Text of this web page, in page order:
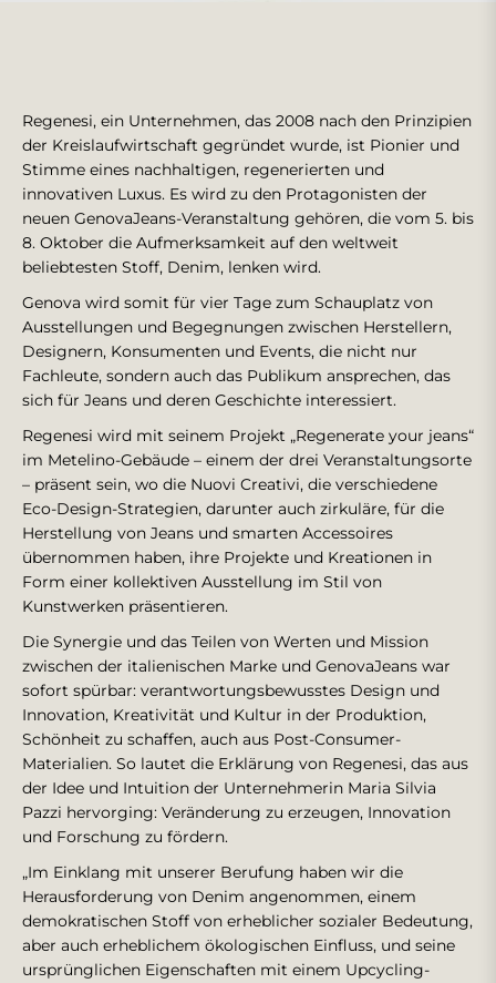
Regenesi, ein Unternehmen, das 2008 nach den Prinzipien
der Kreislaufwirtschaft gegründet wurde, ist Pionier und
Stimme eines nachhaltigen, regenerierten und
innovativen Luxus. Es wird zu den Protagonisten der
neuen GenovaJeans-Veranstaltung gehören, die vom 5. bis
8. Oktober die Aufmerksamkeit auf den weltweit
beliebtesten Stoff, Denim, lenken wird.
Genova wird somit für vier Tage zum Schauplatz von
Ausstellungen und Begegnungen zwischen Herstellern,
Designern, Konsumenten und Events, die nicht nur
Fachleute, sondern auch das Publikum ansprechen, das
sich für Jeans und deren Geschichte interessiert.
Regenesi wird mit seinem Projekt „Regenerate your jeans“
im Metelino-Gebäude – einem der drei Veranstaltungsorte
– präsent sein, wo die Nuovi Creativi, die verschiedene
Eco-Design-Strategien, darunter auch zirkuläre, für die
Herstellung von Jeans und smarten Accessoires
übernommen haben, ihre Projekte und Kreationen in
Form einer kollektiven Ausstellung im Stil von
Kunstwerken präsentieren.
Die Synergie und das Teilen von Werten und Mission
zwischen der italienischen Marke und GenovaJeans war
sofort spürbar: verantwortungsbewusstes Design und
Innovation, Kreativität und Kultur in der Produktion,
Schönheit zu schaffen, auch aus Post-Consumer-
Materialien. So lautet die Erklärung von Regenesi, das aus
der Idee und Intuition der Unternehmerin Maria Silvia
Pazzi hervorging: Veränderung zu erzeugen, Innovation
und Forschung zu fördern.
„Im Einklang mit unserer Berufung haben wir die
Herausforderung von Denim angenommen, einem
demokratischen Stoff von erheblicher sozialer Bedeutung,
aber auch erheblichem ökologischen Einfluss, und seine
ursprünglichen Eigenschaften mit einem Upcycling-